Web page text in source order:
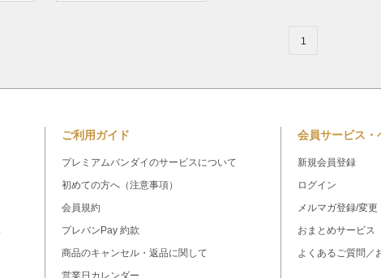
1
ご利用ガイド
プレミアムバンダイのサービスについて
初めての方へ（注意事項）
会員規約
プレバンPay 約款
商品のキャンセル・返品に関して
営業日カレンダー
会員サービス・
新規会員登録
ログイン
メルマガ登録/変更
おまとめサービス
よくあるご質問／